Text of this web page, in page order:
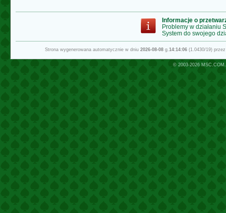
Informacje o
Problemy w działaniu
System do swojego
Strona wygenerowana automatycznie w dniu 2026-08-08g.14:14:06(1.0430/19)
© 2003-2026